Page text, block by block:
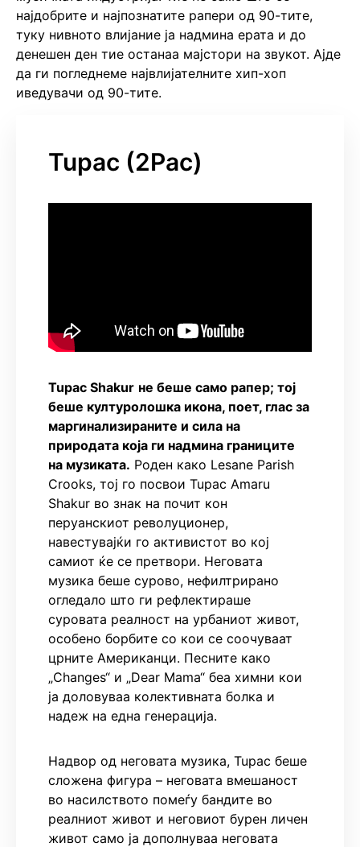
најдобрите и најпознатите рапери од 90-тите,
туку нивното влијание ја надмина ерата и до
денешен ден тие останаа мајстори на звукот. Ајде
да ги погледнеме највлијателните хип-хоп
иведувачи од 90-тите.
Tupac (2Pac)
Tupac Shakur не беше само рапер; тој
беше културолошка икона, поет, глас за
маргинализираните и сила на
природата која ги надмина границите
на музиката. Роден како Lesane Parish
Crooks, тој го посвои Tupac Amaru
Shakur во знак на почит кон
перуанскиот револуционер,
навестувајќи го активистот во кој
самиот ќе се претвори. Неговата
музика беше сурово, нефилтрирано
огледало што ги рефлектираше
суровата реалност на урбаниот живот,
особено борбите со кои се соочуваат
црните Американци. Песните како
„Changes“ и „Dear Mama“ беа химни кои
ја доловуваа колективната болка и
надеж на една генерација.
Надвор од неговата музика, Tupac беше
сложена фигура – неговата вмешаност
во насилството помеѓу бандите во
реалниот живот и неговиот бурен личен
живот само ја дополнуваа неговата